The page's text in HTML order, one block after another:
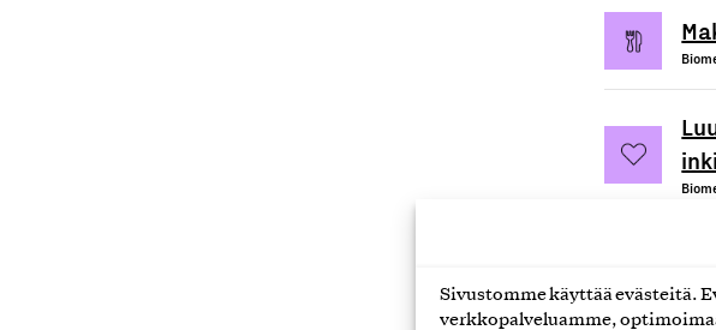
Sivustomme käyttää evästeitä.
verkkopalveluamme,